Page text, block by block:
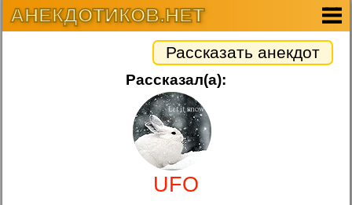
АНЕКДОТИКОВ.НЕТ
Рассказать анекдот
Рассказал(а):
UFO